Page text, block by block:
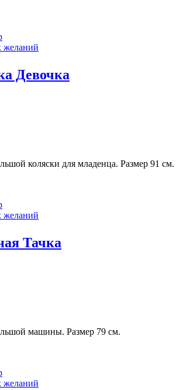
желаний
Девочка
коляски для младенца. Размер 91 см.
желаний
Тачка
машины. Размер 79 см.
желаний